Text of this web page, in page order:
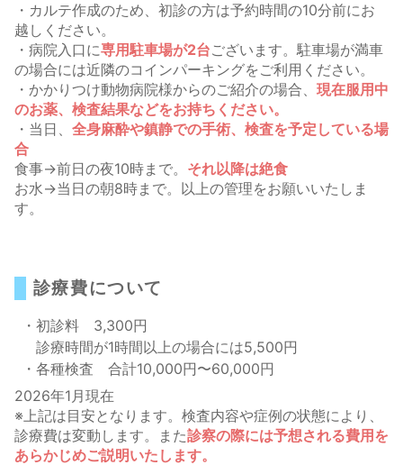
・カルテ作成のため、初診の方は予約時間の10分前にお
越しください。
・病院入口に専用駐車場が2台ございます。駐車場が満車
の場合には近隣のコインパーキングをご利用ください。
・かかりつけ動物病院様からのご紹介の場合、 現在服用中
のお薬、検査結果などをお持ちください。
・当日、 全身麻酔や鎮静での手術、検査を予定している場
合
食事→前日の夜10時まで。 それ以降は絶食
お水→当日の朝8時まで。以上の管理をお願いいたしま
す。
診療費について
・初診料
3,300円
診療時間が1時間以上の場合には5,500円
・各種検査
合計10,000円〜60,000円
2026年1月現在
※上記は目安となります。検査内容や症例の状態により、
診療費は変動します。また診察の際には予想される費用を
あらかじめご説明いたします。